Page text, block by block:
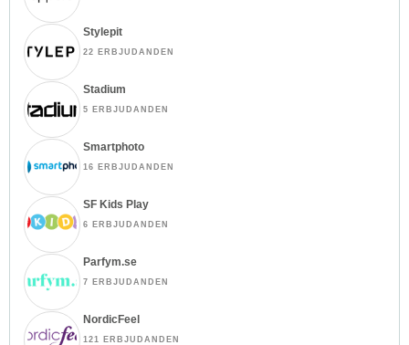
Stylepit
22 ERBJUDANDEN
Stadium
5 ERBJUDANDEN
Smartphoto
16 ERBJUDANDEN
SF Kids Play
6 ERBJUDANDEN
Parfym.se
7 ERBJUDANDEN
NordicFeel
121 ERBJUDANDEN